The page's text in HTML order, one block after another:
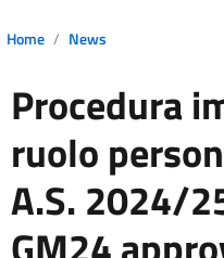
Home News
Procedura
ruolo
A.S. 2024/